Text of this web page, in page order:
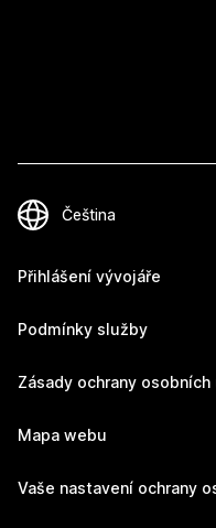
Přihlášení vývojáře
Podmínky služby
Zásady ochrany osobních
Mapa webu
Vaše nastavení ochrany